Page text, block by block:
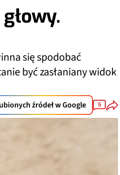
się spodobać
być zasłaniany widok
źródeł w Google 5